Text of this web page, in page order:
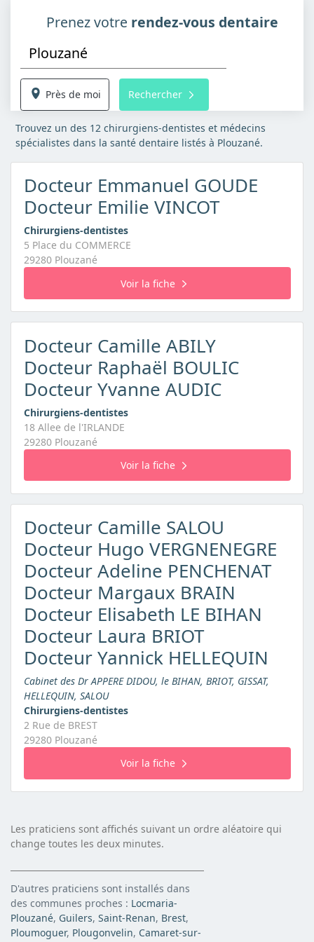
Prenez votre rendez-vous dentaire
Près de moi Rechercher
Trouvez un des 12 chirurgiens-dentistes et médecins
spécialistes dans la santé dentaire listés à Plouzané.
Docteur Emmanuel GOUDE
Docteur Emilie VINCOT
Chirurgiens-dentistes
5 Place du COMMERCE
29280 Plouzané
Voir la fiche
Docteur Camille ABILY
Docteur Raphaël BOULIC
Docteur Yvanne AUDIC
Chirurgiens-dentistes
18 Allee de l'IRLANDE
29280 Plouzané
Voir la fiche
Docteur Camille SALOU
Docteur Hugo VERGNENEGRE
Docteur Adeline PENCHENAT
Docteur Margaux BRAIN
Docteur Elisabeth LE BIHAN
Docteur Laura BRIOT
Docteur Yannick HELLEQUIN
Cabinet des Dr APPERE DIDOU, le BIHAN, BRIOT, GISSAT,
HELLEQUIN, SALOU
Chirurgiens-dentistes
2 Rue de BREST
29280 Plouzané
Voir la fiche
Les praticiens sont affichés suivant un ordre aléatoire qui
change toutes les deux minutes.
D'autres praticiens sont installés dans
des communes proches : Locmaria-
Plouzané, Guilers, Saint-Renan, Brest,
Ploumoguer, Plougonvelin, Camaret-sur-